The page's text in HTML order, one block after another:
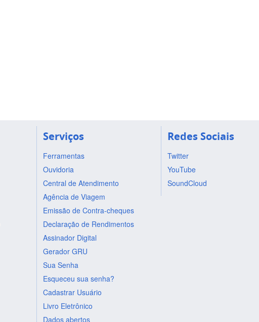
Serviços
Ferramentas
Ouvidoria
Central de Atendimento
Agência de Viagem
Emissão de Contra-cheques
Declaração de Rendimentos
Assinador Digital
Gerador GRU
Sua Senha
Esqueceu sua senha?
Cadastrar Usuário
Livro Eletrônico
Dados abertos
Redes Sociais
Twitter
YouTube
SoundCloud